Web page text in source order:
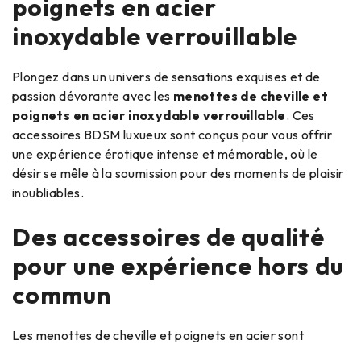
poignets en acier
inoxydable verrouillable
Plongez dans un univers de sensations exquises et de
passion dévorante avec les menottes de cheville et
poignets en acier inoxydable verrouillable. Ces
accessoires BDSM luxueux sont conçus pour vous offrir
une expérience érotique intense et mémorable, où le
désir se mêle à la soumission pour des moments de plaisir
inoubliables.
Des accessoires de qualité
pour une expérience hors du
commun
Les menottes de cheville et poignets en acier sont